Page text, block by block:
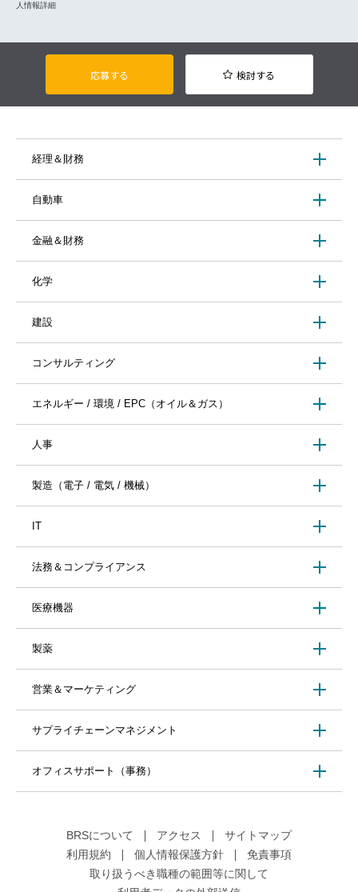
人情報詳細
応募する 検討する
経理＆財務
自動車
金融＆財務
化学
建設
コンサルティング
エネルギー / 環境 / EPC（オイル＆ガス）
人事
製造（電子 / 電気 / 機械）
IT
法務＆コンプライアンス
医療機器
製薬
営業＆マーケティング
サプライチェーンマネジメント
オフィスサポート（事務）
BRSについて アクセス
サイトマップ
利用規約
個人情報保護方針
免責事項
取り扱うべき職種の範囲等に関して